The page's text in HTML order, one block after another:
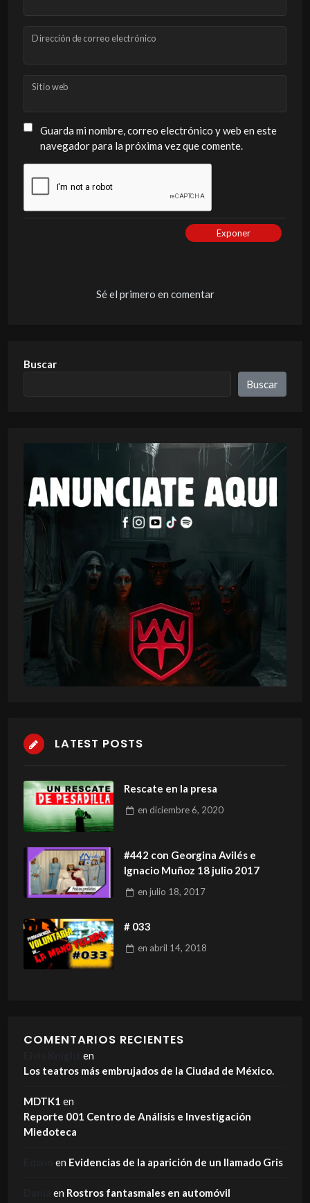
Dirección de correo electrónico
Sitio web
Guarda mi nombre, correo electrónico y web en este
navegador para la próxima vez que comente.
Exponer
Sé el primero en comentar
Buscar
Buscar
LATEST POSTS
Rescate en la presa
en diciembre 6, 2020
#442 con Georgina Avilés e
Ignacio Muñoz 18 julio 2017
en julio 18, 2017
# 033
en abril 14, 2018
COMENTARIOS RECIENTES
en
Los teatros más embrujados de la Ciudad de México.
MDTK1 en
Reporte 001 Centro de Análisis e Investigación
Miedoteca
en Evidencias de la aparición de un llamado Gris
en Rostros fantasmales en automóvil